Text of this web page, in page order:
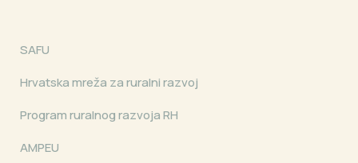
SAFU
Hrvatska mreža za ruralni razvoj
Program ruralnog razvoja RH
AMPEU